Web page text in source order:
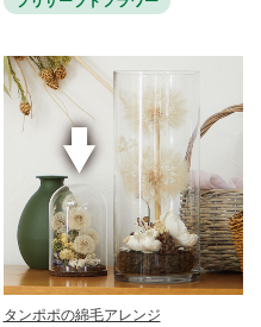
タンポポの綿毛アレンジ